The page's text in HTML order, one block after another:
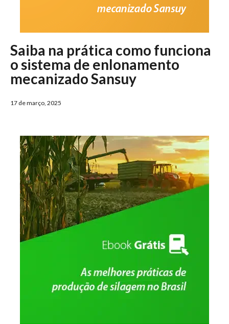
Saiba na prática como funciona
o sistema de enlonamento
mecanizado Sansuy
17 de março, 2025